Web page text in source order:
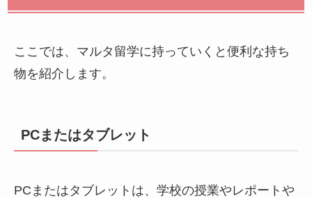
ここでは、マルタ留学に持っていくと便利な持ち
物を紹介します。
PCまたはタブレット
PCまたはタブレットは、学校の授業やレポートや